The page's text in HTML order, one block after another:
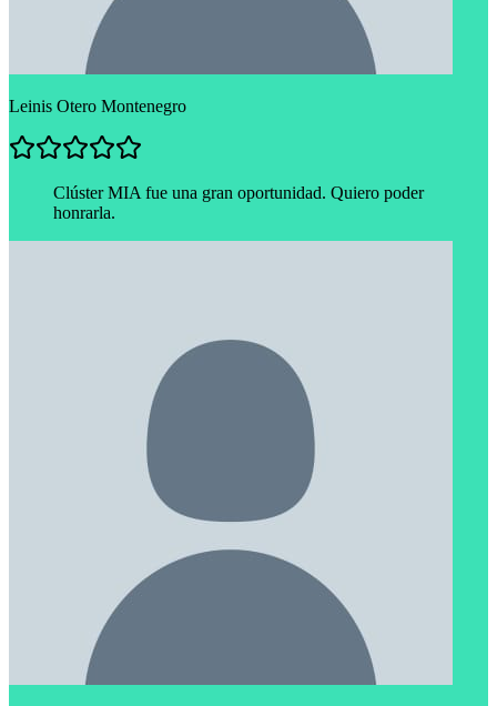
Leinis Otero Montenegro
Clúster MIA fue una gran oportunidad. Quiero poder
honrarla.